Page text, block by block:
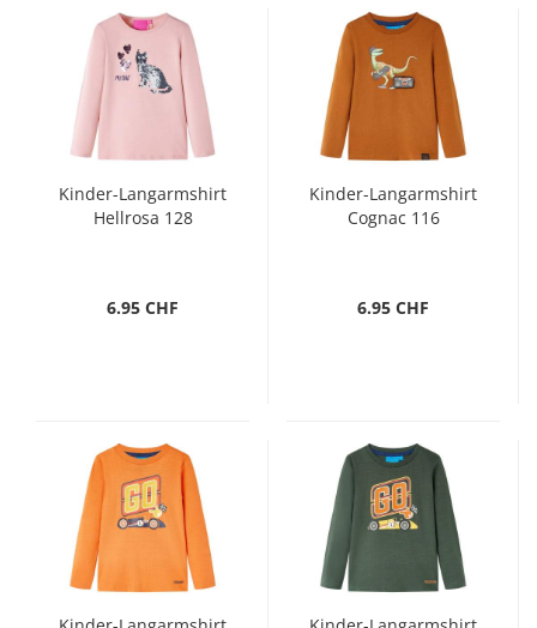
Kinder-Langarmshirt
Hellrosa 128
6.95 CHF
Kinder-Langarmshirt
Cognac 116
6.95 CHF